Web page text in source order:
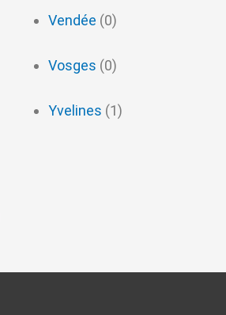
Vendée (0)
Vosges (0)
Yvelines (1)